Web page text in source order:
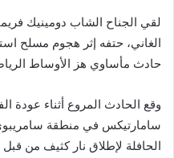
و
ن
ي
لقي الجناح الشاب دومينيك
الغاني، حتفه إثر هجوم مسلح
حادث مأساوي هز الأوساط
وقع الحادث المروع أثناء عودة
سامارتيكس في منطقة
الحافلة لإطلاق نار كثيف من